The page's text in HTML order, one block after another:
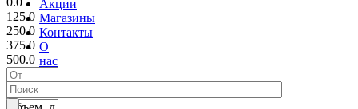
Акции
Магазины
Контакты
О
нас
125.0
250.0
375.0
500.0